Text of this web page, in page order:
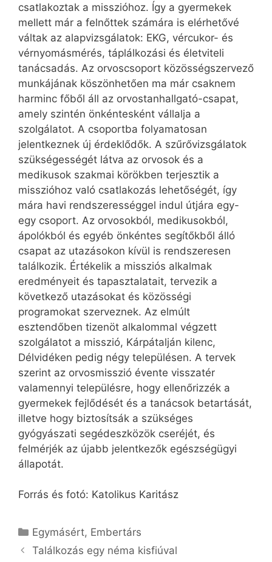
csatlakoztak a misszióhoz. Így a gyermekek
mellett már a felnőttek számára is elérhetővé
váltak az alapvizsgálatok: EKG, vércukor- és
vérnyomásmérés, táplálkozási és életviteli
tanácsadás. Az orvoscsoport közösségszervező
munkájának köszönhetően ma már csaknem
harminc főből áll az orvostanhallgató-csapat,
amely szintén önkéntesként vállalja a
szolgálatot. A csoportba folyamatosan
jelentkeznek új érdeklődők. A szűrővizsgálatok
szükségességét látva az orvosok és a
medikusok szakmai körökben terjesztik a
misszióhoz való csatlakozás lehetőségét, így
mára havi rendszerességgel indul útjára egy-
egy csoport. Az orvosokból, medikusokból,
ápolókból és egyéb önkéntes segítőkből álló
csapat az utazásokon kívül is rendszeresen
találkozik. Értékelik a missziós alkalmak
eredményeit és tapasztalatait, tervezik a
következő utazásokat és közösségi
programokat szerveznek. Az elmúlt
esztendőben tizenöt alkalommal végzett
szolgálatot a misszió, Kárpátalján kilenc,
Délvidéken pedig négy településen. A tervek
szerint az orvosmisszió évente visszatér
valamennyi településre, hogy ellenőrizzék a
gyermekek fejlődését és a tanácsok betartását,
illetve hogy biztosítsák a szükséges
gyógyászati segédeszközök cseréjét, és
felmérjék az újabb jelentkezők egészségügyi
állapotát.
Forrás és fotó: Katolikus Karitász
Kategória
Egymásért, Embertárs
Találkozás egy néma kisfiúval